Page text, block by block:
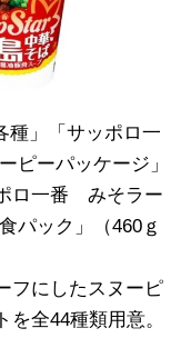
種」「サッポロ一
ピーパッケージ」
ロ一番 みそラー
ック」（460ｇ
フにしたスヌーピ
全44種類用意。